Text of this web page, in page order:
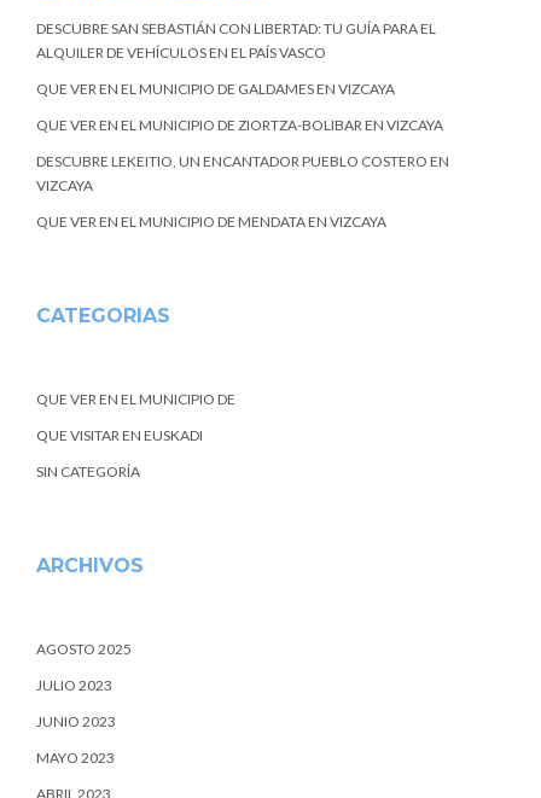
DESCUBRE SAN SEBASTIÁN CON LIBERTAD: TU GUÍA PARA EL
ALQUILER DE VEHÍCULOS EN EL PAÍS VASCO
QUE VER EN EL MUNICIPIO DE GALDAMES EN VIZCAYA
QUE VER EN EL MUNICIPIO DE ZIORTZA-BOLIBAR EN VIZCAYA
DESCUBRE LEKEITIO, UN ENCANTADOR PUEBLO COSTERO EN
VIZCAYA
QUE VER EN EL MUNICIPIO DE MENDATA EN VIZCAYA
CATEGORIAS
QUE VER EN EL MUNICIPIO DE
QUE VISITAR EN EUSKADI
SIN CATEGORÍA
ARCHIVOS
AGOSTO 2025
JULIO 2023
JUNIO 2023
MAYO 2023
ABRIL 2023